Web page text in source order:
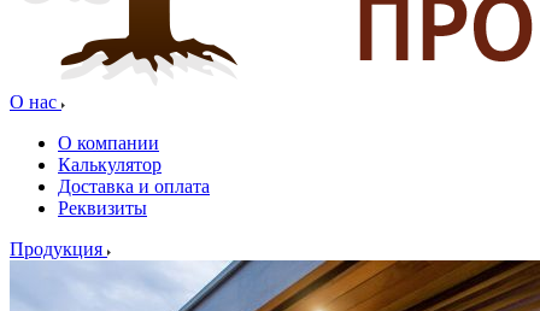
О нас
О компании
Калькулятор
Доставка и оплата
Реквизиты
Продукция